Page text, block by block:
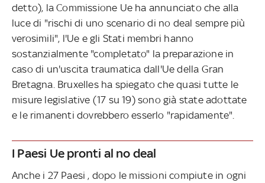
detto), la Commissione Ue ha annunciato che alla
luce di "rischi di uno scenario di no deal sempre più
verosimili", l'Ue e gli Stati membri hanno
sostanzialmente "completato" la preparazione in
caso di un'uscita traumatica dall'Ue della Gran
Bretagna. Bruxelles ha spiegato che quasi tutte le
misure legislative (17 su 19) sono già state adottate
e le rimanenti dovrebbero esserlo "rapidamente".
I Paesi Ue pronti al no deal
Anche i 27 Paesi , dopo le missioni compiute in ogni